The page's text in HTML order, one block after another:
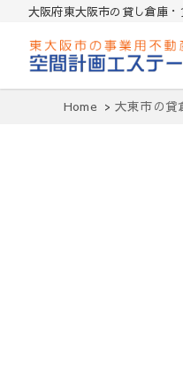
大阪府東大阪市の貸し倉庫
東大阪貸倉庫・
Home 大東市の貸